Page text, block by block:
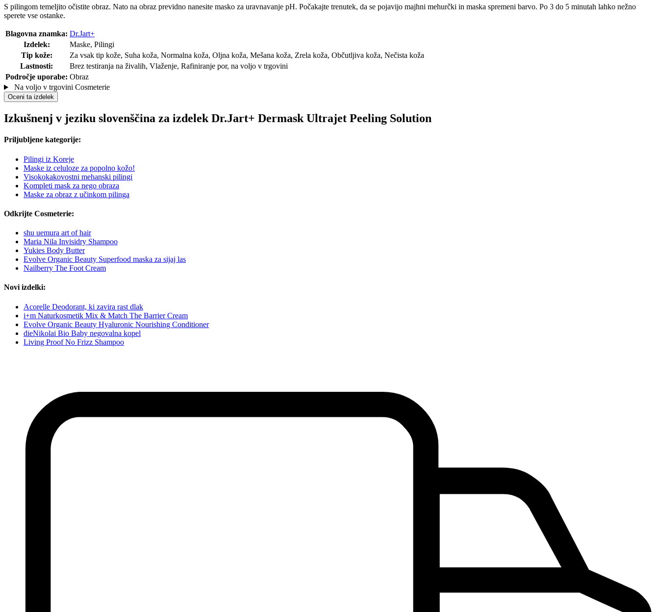
S pilingom temeljito očistite obraz. Nato na obraz previdno nanesite masko za uravnavanje pH. Počakajte trenutek, da se pojavijo majhni mehurčki in maska spremeni barvo. Po 3 do 5 minutah lahko nežno
sperete vse ostanke.
Blagovna znamka: Dr.Jart+
Izdelek:
Maske, Pilingi
Tip kože:
Za vsak tip kože, Suha koža, Normalna koža, Oljna koža, Mešana koža, Zrela koža, Občutljiva koža, Nečista koža
Lastnosti:
Brez testiranja na živalih, Vlaženje, Rafiniranje por, na voljo v trgovini
Področje uporabe: Obraz
Na voljo v trgovini Cosmeterie
Oceni ta izdelek
Izkušnenj v jeziku slovenščina za izdelek Dr.Jart+ Dermask Ultrajet Peeling Solution
Priljubljene kategorije:
Pilingi iz Koreje
Maske iz celuloze za popolno kožo!
Visokokakovostni mehanski pilingi
Kompleti mask za nego obraza
Maske za obraz z učinkom pilinga
Odkrijte Cosmeterie:
shu uemura art of hair
Maria Nila Invisidry Shampoo
Yukies Body Butter
Evolve Organic Beauty Superfood maska za sijaj las
Nailberry The Foot Cream
Novi izdelki:
Acorelle Deodorant, ki zavira rast dlak
i+m Naturkosmetik Mix & Match The Barrier Cream
Evolve Organic Beauty Hyaluronic Nourishing Conditioner
dieNikolai Bio Baby negovalna kopel
Living Proof No Frizz Shampoo